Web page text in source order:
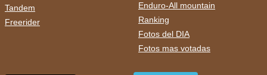
Tandem
Freerider
Enduro-All mountain
Ranking
Fotos del DIA
Fotos mas votadas